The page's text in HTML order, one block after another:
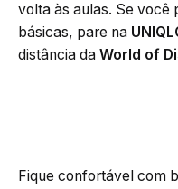
volta às aulas. Se você
básicas, pare na
distância da World of
Fique confortável com